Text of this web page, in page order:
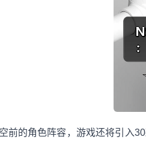
的角色阵容，游戏还将引入30